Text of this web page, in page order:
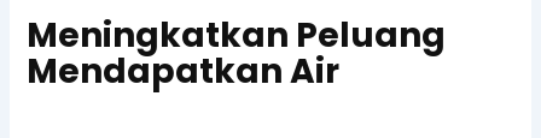
Meningkatkan Peluang
Mendapatkan Air